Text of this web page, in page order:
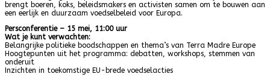
brengt boeren, koks, beleidsmakers en activisten samen om te bouwen aan
een eerlijk en duurzaam voedselbeleid voor Europa.
Persconferentie – 15 mei, 11:00 uur
Wat je kunt verwachten:
Belangrijke politieke boodschappen en thema’s van Terra Madre Europe
Hoogtepunten uit het programma: debatten, workshops, stemmen van
onderuit
Inzichten in toekomstige EU-brede voedselacties